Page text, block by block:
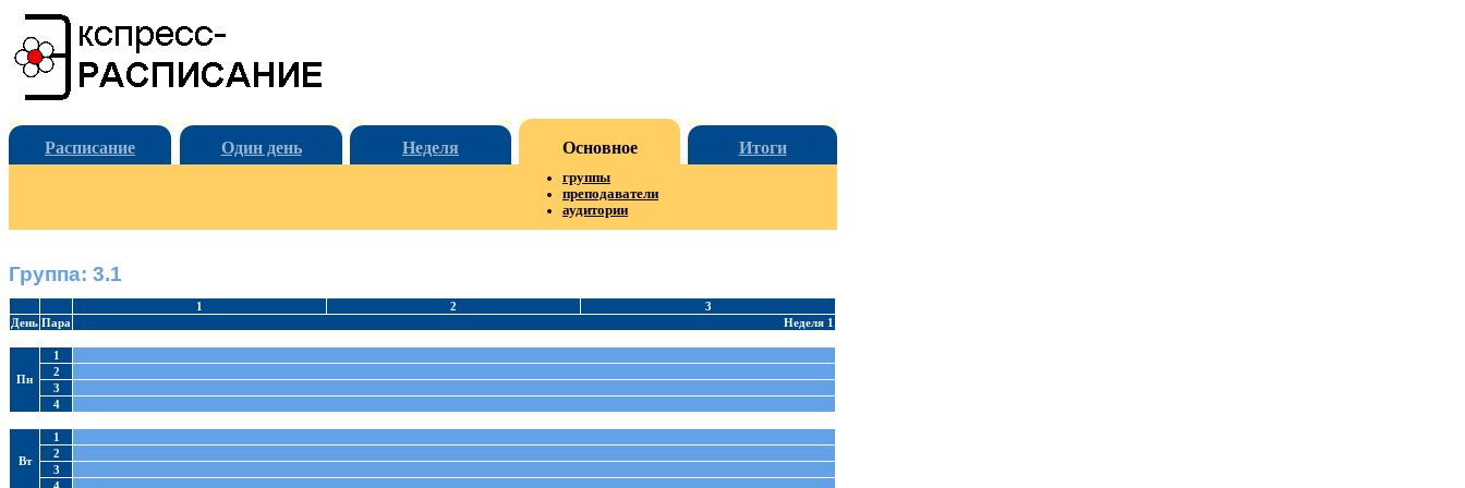
Расписание Один день Неделя Основное Итоги
группы
преподаватели
аудитории
Группа: 3.1
1 2
3
День Пара Неделя 1
Пн
1
2
3
4
Вт
1
2
3